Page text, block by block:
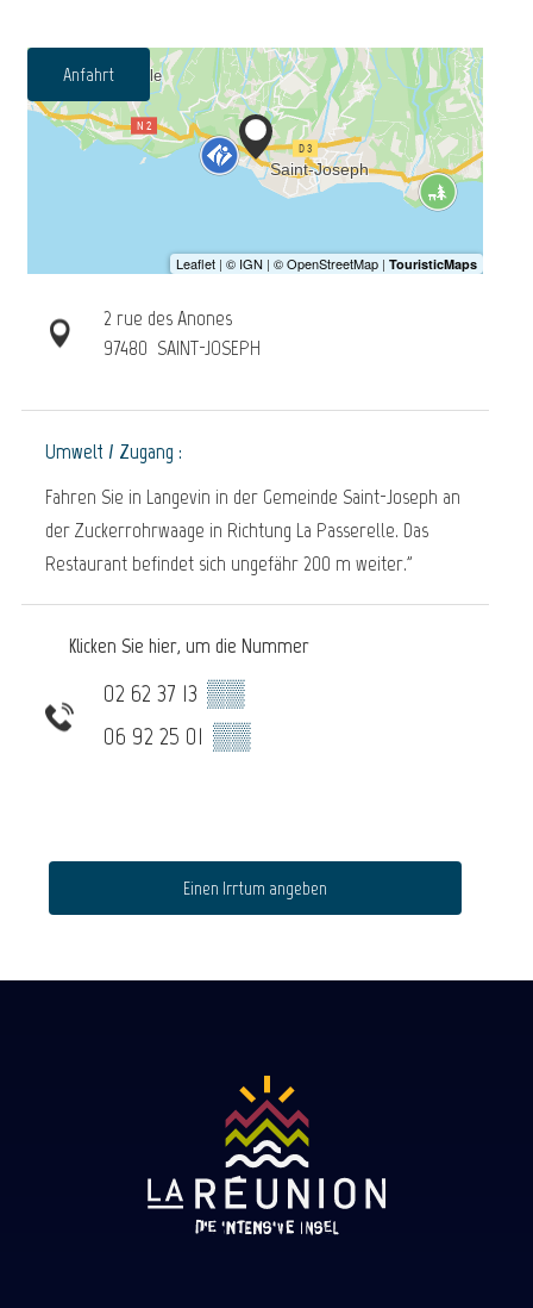
Anfahrt
2 rue des Anones
97480 SAINT-JOSEPH
Umwelt / Zugang :
Fahren Sie in Langevin in der Gemeinde Saint-Joseph an
der Zuckerrohrwaage in Richtung La Passerelle. Das
Restaurant befindet sich ungefähr 200 m weiter."
Klicken Sie hier, um die Nummer
02 62 37 13 ▒▒
06 92 25 01 ▒▒
Einen Irrtum angeben